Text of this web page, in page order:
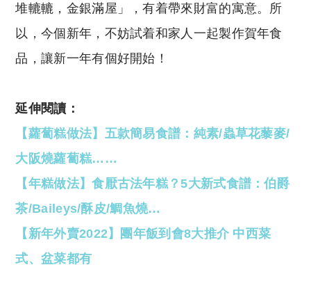
堆轆轆，金銀滿屋」，有着帶來財富的寓意。所
以，今個新年，不妨試着和家人一起製作賀年食
品，讓新一年有個好開始！
延伸閱讀：
【蘿蔔糕做法】五款簡易食譜：純素/蟲草花藜麥/
大阪燒蘿蔔糕……
【年糕做法】食厭古法年糕？5大新式食譜：伯爵
茶/Baileys/酥皮/鯛魚燒…
【新年外賣2022】團年飯到會8大推介 中西菜
式、盆菜都有